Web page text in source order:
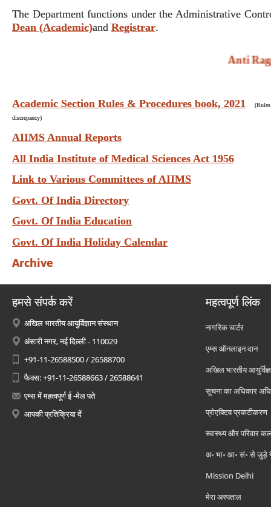
The Department functions under the Administrative
Dean (Academic)and Registrar.
Anti
Academic Section Rules & Procedures book, 2021
discrepancy)
AIIMS Annual Reports
All India Institute of Medical Sciences Act 1956
Link to Various Committees of AIIMS
Govt. Of India Directory
Govt. Of India Education
Govt. Of India Holiday Calendar
Archive
हमसे संपर्क करें
अखिल भारतीय आयुर्विज्ञान संस्थान
अंसारी नगर, नई दिल्ली - 110029
+91-11-26588500 / 26588700
फैक्स: +91-11-26588663 / 26588641
एम्स में महत्वपूर्ण ई -मेल पते
आपकी प्रतिक्रिया दें
महत्वपूर्ण लिंक
नागरिक चार्टर
एम्स ऑनलाइन दान
अखिल भारतीय
सूचना का अधिकार
प्रोएक्टिव प्रकटीकरण
स्वास्थ्य और परिवार
अ॰ भा॰ आ॰ सं॰ से जुड़े
Mission Delhi
मेरा अस्पताल